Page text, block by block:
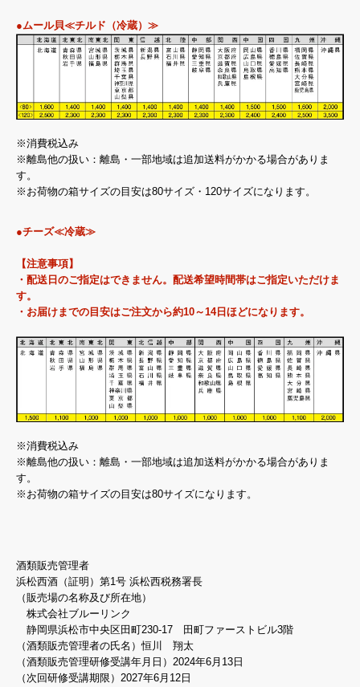
●ムール貝≪チルド（冷蔵）≫
※消費税込み
※離島他の扱い：離島・一部地域は追加送料がかかる場合がありま
す。
※お荷物の箱サイズの目安は80サイズ・120サイズになります。
●チーズ≪冷蔵≫
【注意事項】
・配送日のご指定はできません。配送希望時間帯はご指定いただけま
す。
・お届けまでの目安はご注文から約10～14日ほどになります。
※消費税込み
※離島他の扱い：離島・一部地域は追加送料がかかる場合がありま
す。
※お荷物の箱サイズの目安は80サイズになります。
酒類販売管理者
浜松西酒（証明）第1号 浜松西税務署長
（販売場の名称及び所在地）
株式会社ブルーリンク
静岡県浜松市中央区田町230-17 田町ファーストビル3階
（酒類販売管理者の氏名）恒川 翔太
（酒類販売管理研修受講年月日）2024年6月13日
（次回研修受講期限）2027年6月12日